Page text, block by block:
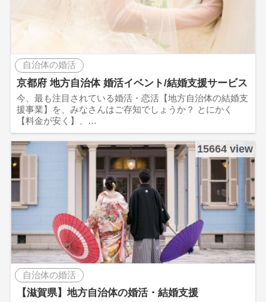
自治体の婚活
京都府 地方自治体 婚活イベント/結婚支援サービス
今、最も注目されている婚活・恋活【地方自治体の結婚支
援事業】を、みなさんはご存知でしょうか？ とにかく
【料金が安く】、…
15664 view
自治体の婚活
【滋賀県】地方自治体の婚活・結婚支援